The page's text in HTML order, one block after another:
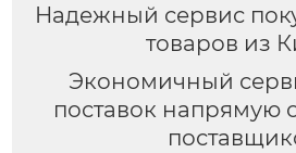
Надежный сервис
товаров из
Экономичный
поставок напрямую